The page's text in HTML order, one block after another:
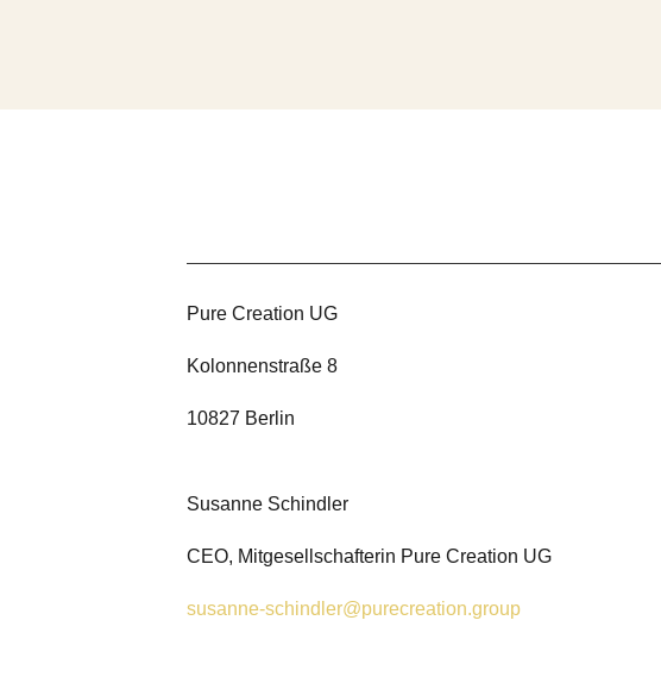
Pure Creation UG
Kolonnenstraße 8
10827 Berlin
Susanne Schindler
CEO, Mitgesellschafterin Pure Creation UG
susanne-schindler@purecreation.group